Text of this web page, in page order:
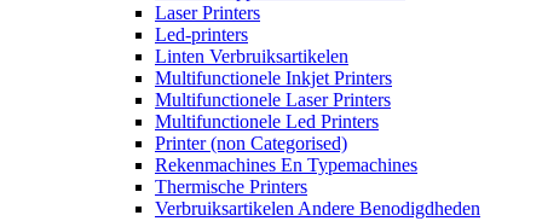
Laser Printers
Led-printers
Linten Verbruiksartikelen
Multifunctionele Inkjet Printers
Multifunctionele Laser Printers
Multifunctionele Led Printers
Printer (non Categorised)
Rekenmachines En Typemachines
Thermische Printers
Verbruiksartikelen Andere Benodigdheden